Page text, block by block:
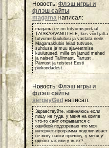
Новость: Флэш игры и
флэш сайты
magama написал:
magama.ee on tutvumisportaal
TÄISKASVANUTELE, kus võid jätta
tutvumiskuulutusi ja vastata neile.
Magamaklubis leiad tutvuse,
suhtluse ja muu ajaveetmise
kuulutused, mille on jätnud mehed
ja naised Tallinnast, Tartust ,
Pärnust ja teistest Eesti
piirkondadest.
Новость: Флэш игры и
флэш сайты
sergeyGed написал:
Здравствуйте, извиняюсь если
пишу не туда, у меня на компе
что-то сайт открывается с
ошибкой подозреваю что моя
интернет-программа подглючивает
не могу найти причину, у меня у
одного так или у всех?